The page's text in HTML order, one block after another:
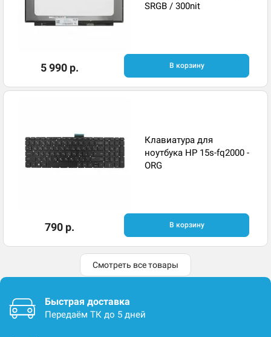
SRGB / 300nit
5 990 р. В корзину
Клавиатура для
ноутбука HP 15s-fq2000 -
ORG
790 р. В корзину
Смотреть все товары
Быстрая доставка
Передаём ТК до 5 дней